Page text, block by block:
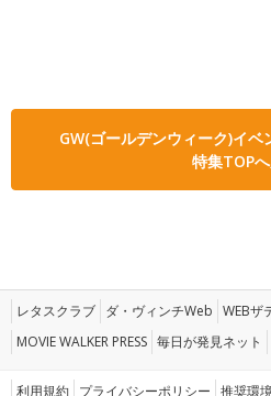
GW(ゴールデンウィーク)イベ
特集TOP
レタスクラブ ダ・ヴィンチWeb WEBザ
MOVIE WALKER PRESS 毎日が発見ネット
利用規約 プライバシーポリシー 推奨環